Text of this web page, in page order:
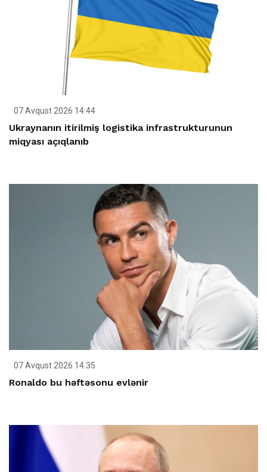
07 Avqust 2026 14:44
Ukraynanın itirilmiş logistika infrastrukturunun
miqyası açıqlanıb
07 Avqust 2026 14:35
Ronaldo bu həftəsonu evlənir